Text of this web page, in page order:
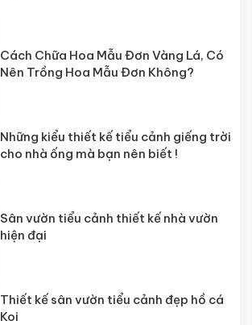
Cách Chữa Hoa Mẫu Đơn Vàng Lá, Có
Nên Trồng Hoa Mẫu Đơn Không?
Những kiểu thiết kế tiểu cảnh giếng trời
cho nhà ống mà bạn nên biết !
Sân vườn tiểu cảnh thiết kế nhà vườn
hiện đại
Thiết kế sân vườn tiểu cảnh đẹp hồ cá
Koi